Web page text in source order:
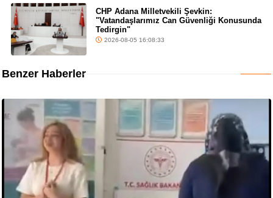
CHP Adana Milletvekili Şevkin:
"Vatandaşlarımız Can Güvenliği Konusunda
Tedirgin"
2026-08-05 16:08:33
Benzer Haberler